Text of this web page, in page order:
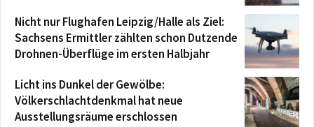
Nicht nur Flughafen Leipzig/Halle als Ziel:
Sachsens Ermittler zählten schon Dutzende
Drohnen-Überflüge im ersten Halbjahr
Licht ins Dunkel der Gewölbe:
Völkerschlachtdenkmal hat neue
Ausstellungsräume erschlossen